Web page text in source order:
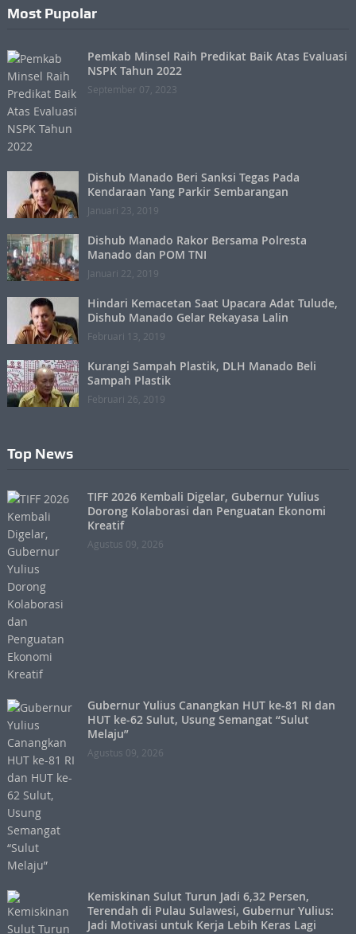
Most Pupolar
Pemkab Minsel Raih Predikat Baik Atas Evaluasi
NSPK Tahun 2022
September 07, 2023
Dishub Manado Beri Sanksi Tegas Pada
Kendaraan Yang Parkir Sembarangan
Januari 23, 2019
Dishub Manado Rakor Bersama Polresta
Manado dan POM TNI
Januari 22, 2019
Hindari Kemacetan Saat Upacara Adat Tulude,
Dishub Manado Gelar Rekayasa Lalin
Februari 13, 2019
Kurangi Sampah Plastik, DLH Manado Beli
Sampah Plastik
Februari 26, 2019
Top News
TIFF 2026 Kembali Digelar, Gubernur Yulius
Dorong Kolaborasi dan Penguatan Ekonomi
Kreatif
Agustus 09, 2026
Gubernur Yulius Canangkan HUT ke-81 RI dan
HUT ke-62 Sulut, Usung Semangat “Sulut
Melaju”
Agustus 09, 2026
Kemiskinan Sulut Turun Jadi 6,32 Persen,
Terendah di Pulau Sulawesi, Gubernur Yulius:
Jadi Motivasi untuk Kerja Lebih Keras Lagi